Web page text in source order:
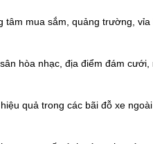
mua sắm, quảng trường,
hòa nhạc, địa điểm đám
quả trong các bãi đỗ xe